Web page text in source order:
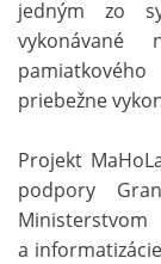
jedným zo
vykonávané
priebežne
Projekt
podpory
a